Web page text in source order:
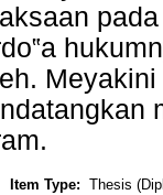
Item Type: Thesis